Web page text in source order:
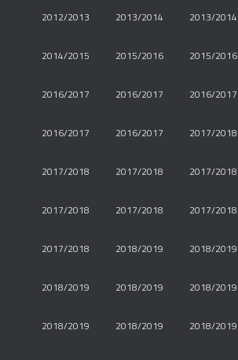
2012/2013 2013/2014 2013/2014
2014/2015 2015/2016 2015/2016
2016/2017 2016/2017 2016/2017
2016/2017 2016/2017 2017/2018
2017/2018 2017/2018 2017/2018
2017/2018 2017/2018 2017/2018
2017/2018 2018/2019 2018/2019
2018/2019 2018/2019 2018/2019
2018/2019 2018/2019 2018/2019